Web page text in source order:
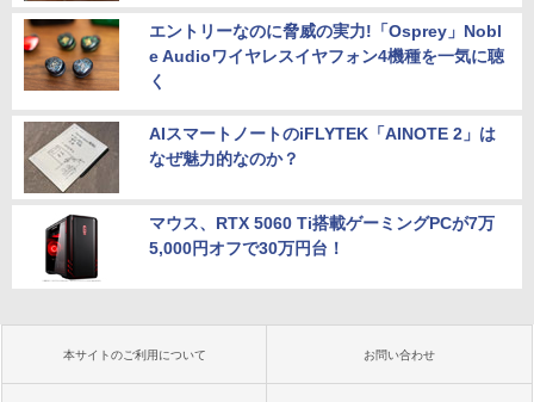
エントリーなのに脅威の実力!「Osprey」Nobl
e Audioワイヤレスイヤフォン4機種を一気に聴
く
AIスマートノートのiFLYTEK「AINOTE 2」は
なぜ魅力的なのか？
マウス、RTX 5060 Ti搭載ゲーミングPCが7万
5,000円オフで30万円台！
本サイトのご利用について お問い合わせ